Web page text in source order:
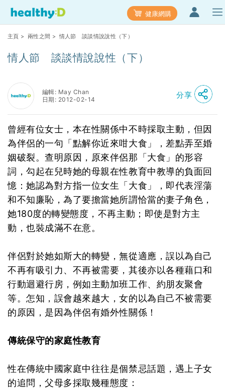
健康網購
主頁 > 兩性之間 > 情人節 談談情說說性（下）
情人節 談談情說說性（下）
編輯: May Chan
日期: 2012-02-14
分享
曾經有位女士，本在性關係中不時採取主動，但因
為伴侶的一句「點解你近來咁大食」，差點弄至婚
姻破裂。查明原因，原來伴侶那「大食」的形容
詞，勾起在兒時她的母親在性教育中教導的負面回
憶：她認為對方指一位女生「大食」，即代表淫蕩
和不知廉恥，為了要擔當她所謂恰當的妻子角色，
她180度的轉變態度，不再主動；即使是對方主
動，也裝成滿不在意。
伴侶對於她如斯大的轉變，無從適應，誤以為自己
不再有吸引力、不再被需要，其後亦以各種藉口和
行動迴避行房，例如主動加班工作、約朋友聚會
等。怎知，誤會越來越大，女的以為自己不被需要
的原因，是因為伴侶有婚外性關係！
傳統保守的家庭性教育
性在傳統中國家庭中往往是個禁忌話題，遇上子女
的追問，父母多採取幾種態度：